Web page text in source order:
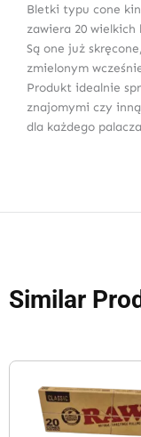
Bletki typu cone
zawiera 20
Są one już
zmielonym
Produkt idealnie
znajomymi czy
dla każdego
Similar